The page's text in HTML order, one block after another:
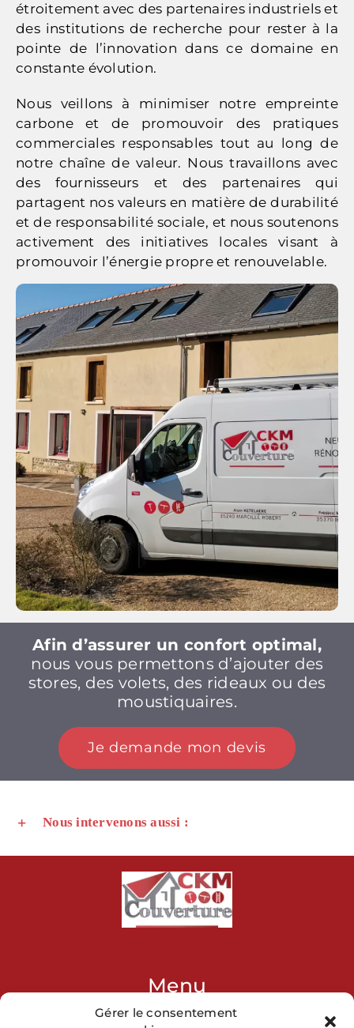
Gérer le consentement
étroitement avec des partenaires industriels et
des institutions de recherche pour rester à la
pointe de l’innovation dans ce domaine en
constante évolution.
Nous veillons à minimiser notre empreinte
carbone et de promouvoir des pratiques
commerciales responsables tout au long de
notre chaîne de valeur. Nous travaillons avec
des fournisseurs et des partenaires qui
partagent nos valeurs en matière de durabilité
et de responsabilité sociale, et nous soutenons
activement des initiatives locales visant à
promouvoir l’énergie propre et renouvelable.
Afin d’assurer un confort optimal,
nous vous permettons d’ajouter des
stores, des volets, des rideaux ou des
moustiquaires.
Je demande mon devis
Nous intervenons aussi :
Menu
Accueil